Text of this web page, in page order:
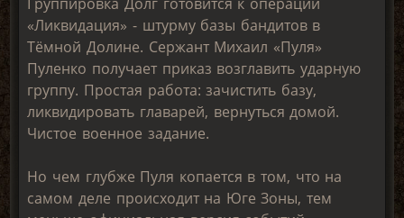
«Ликвидация» - штурму базы бандитов в
Тёмной Долине. Сержант Михаил «Пуля»
Пуленко получает приказ возглавить ударную
группу. Простая работа: зачистить базу,
ликвидировать главарей, вернуться домой.
Чистое военное задание.
Но чем глубже Пуля копается в том, что на
самом деле происходит на Юге Зоны, тем